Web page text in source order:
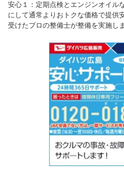
安心１：定期点検とエンジンオイル
にして通常よりおトクな価格で提供
受けたプロの整備士が整備を実施しま